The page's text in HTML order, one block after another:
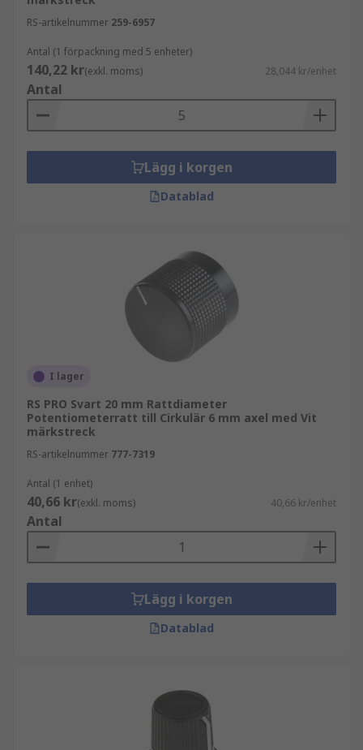
RS-artikelnummer 259-6957
Antal (1 förpackning med 5 enheter)
140,22 kr(exkl. moms) 28,044 kr/enhet
Antal
Lägg i korgen
Datablad
I lager
RS PRO Svart 20 mm Rattdiameter
Potentiometerratt till Cirkulär 6 mm axel med Vit
märkstreck
RS-artikelnummer 777-7319
Antal (1 enhet)
40,66 kr(exkl. moms) 40,66 kr/enhet
Antal
Lägg i korgen
Datablad